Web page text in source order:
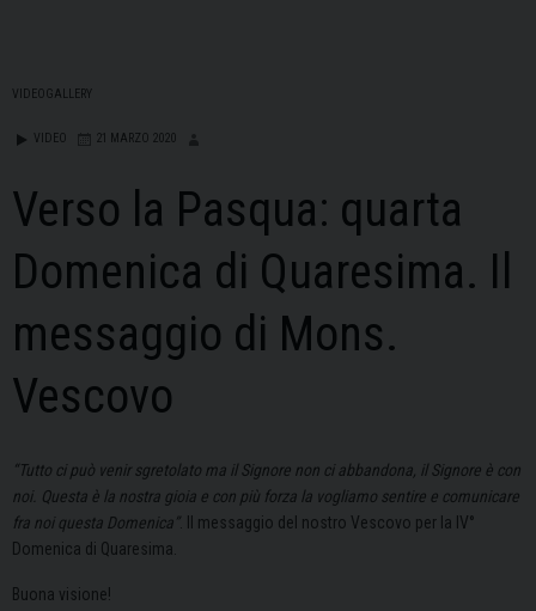
VIDEOGALLERY
VIDEO 21 MARZO 2020
Verso la Pasqua: quarta
Domenica di Quaresima. Il
messaggio di Mons.
Vescovo
“Tutto ci può venir sgretolato ma il Signore non ci abbandona, il Signore è con
noi. Questa è la nostra gioia e con più forza la vogliamo sentire e comunicare
fra noi questa Domenica”. Il messaggio del nostro Vescovo per la IV°
Domenica di Quaresima.
Buona visione!